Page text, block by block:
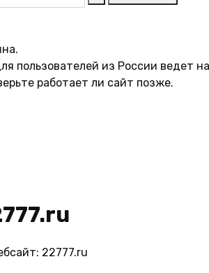
пользователей из России ведет
работает ли сайт позже.
22777.ru